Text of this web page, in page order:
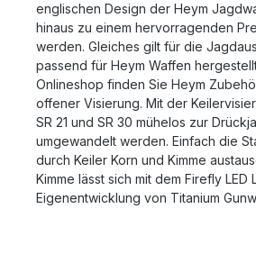
englischen Design der Heym
hinaus zu einem hervorragenden
werden. Gleiches gilt für die
passend für Heym Waffen
Onlineshop finden Sie Heym
offener Visierung. Mit der
SR 21 und SR 30 mühelos zur
umgewandelt werden. Einfach die
durch Keiler Korn und Kimme
Kimme lässt sich mit dem Firefly LED
Eigenentwicklung von Titanium